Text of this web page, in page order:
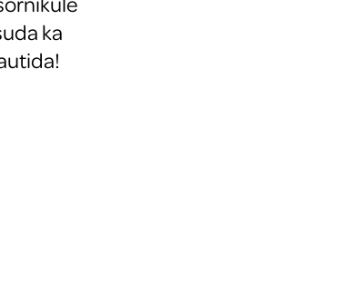
ka